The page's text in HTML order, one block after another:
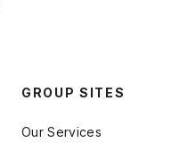
GROUP SITES
Our Services